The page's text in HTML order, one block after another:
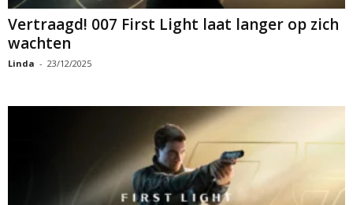
Vertraagd! 007 First Light laat langer op zich
wachten
Linda - 23/12/2025